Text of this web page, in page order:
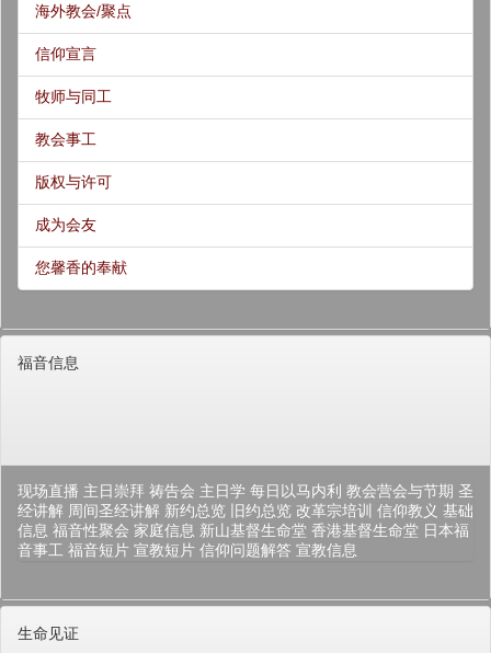
海外教会/聚点
信仰宣言
牧师与同工
教会事工
版权与许可
成为会友
您馨香的奉献
福音信息
现场直播 主日崇拜 祷告会 主日学 每日以马内利 教会营会与节期 圣
经讲解 周间圣经讲解 新约总览 旧约总览 改革宗培训 信仰教义 基础
信息 福音性聚会 家庭信息 新山基督生命堂 香港基督生命堂 日本福
音事工 福音短片 宣教短片 信仰问题解答 宣教信息
生命见证